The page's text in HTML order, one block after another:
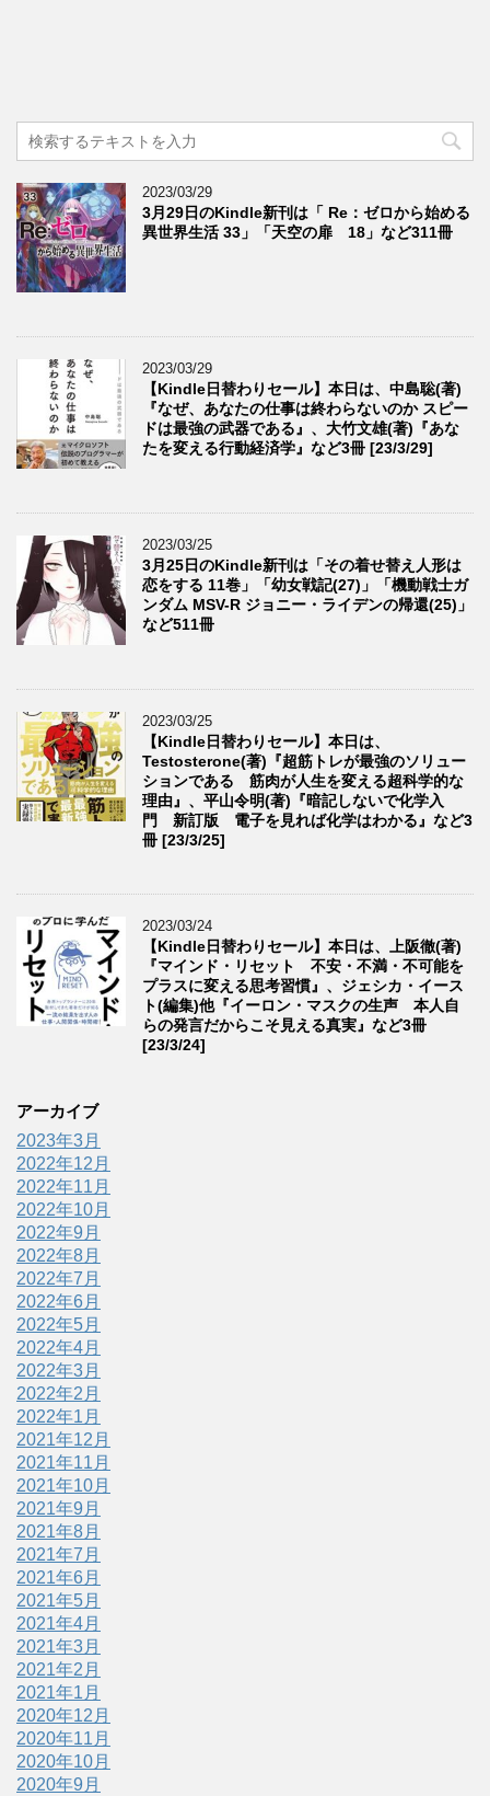
2023/03/29
3月29日のKindle新刊は「 Re：ゼロから始める
異世界生活 33」「天空の扉 18」など311冊
2023/03/29
【Kindle日替わりセール】本日は、中島聡(著)
『なぜ、あなたの仕事は終わらないのか スピー
ドは最強の武器である』、大竹文雄(著)『あな
たを変える行動経済学』など3冊 [23/3/29]
2023/03/25
3月25日のKindle新刊は「その着せ替え人形は
恋をする 11巻」「幼女戦記(27)」「機動戦士ガ
ンダム MSV-R ジョニー・ライデンの帰還(25)」
など511冊
2023/03/25
【Kindle日替わりセール】本日は、
Testosterone(著)『超筋トレが最強のソリュー
ションである 筋肉が人生を変える超科学的な
理由』、平山令明(著)『暗記しないで化学入
門 新訂版 電子を見れば化学はわかる』など3
冊 [23/3/25]
2023/03/24
【Kindle日替わりセール】本日は、上阪徹(著)
『マインド・リセット 不安・不満・不可能を
プラスに変える思考習慣』、ジェシカ・イース
ト(編集)他『イーロン・マスクの生声 本人自
らの発言だからこそ見える真実』など3冊
[23/3/24]
アーカイブ
2023年3月
2022年12月
2022年11月
2022年10月
2022年9月
2022年8月
2022年7月
2022年6月
2022年5月
2022年4月
2022年3月
2022年2月
2022年1月
2021年12月
2021年11月
2021年10月
2021年9月
2021年8月
2021年7月
2021年6月
2021年5月
2021年4月
2021年3月
2021年2月
2021年1月
2020年12月
2020年11月
2020年10月
2020年9月